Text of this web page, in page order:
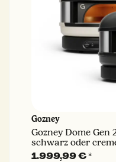
Gozney
Gozney Dome
schwarz oder
1.999,99 €*